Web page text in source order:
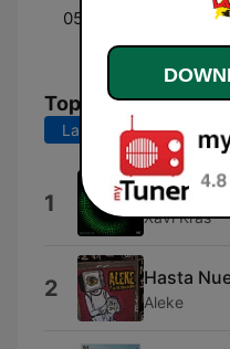
05:00 - 10:00
Top Songs
Last 7 days Last
1 Dosis
Xavi Kras
2 Hasta
Aleke